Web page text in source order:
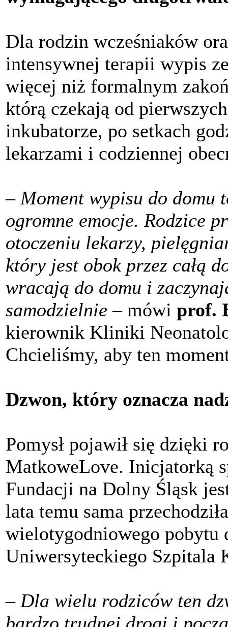
Dla rodzin wcześniaków
intensywnej terapii wypis
więcej niż formalnym
którą czekają od
inkubatorze, po setkach
lekarzami i codziennej
– Moment wypisu do domu
ogromne emocje. Rodzice
otoczeniu lekarzy,
który jest obok przez całą
wracają do domu i
samodzielnie – mówi prof.
kierownik Kliniki
Chcieliśmy, aby ten
Dzwon, który oznacza
Pomysł pojawił się dzięki
MatkoweLove. Inicjatorką
Fundacji na Dolny Śląsk
lata temu sama
wielotygodniowego
Uniwersyteckiego Szpitala
– Dla wielu rodziców ten